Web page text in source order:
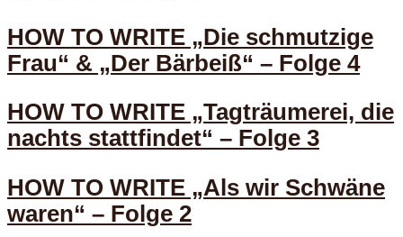
HOW TO WRITE „Die schmutzige
Frau“ & „Der Bärbeiß“ – Folge 4
HOW TO WRITE „Tagträumerei, die
nachts stattfindet“ – Folge 3
HOW TO WRITE „Als wir Schwäne
waren“ – Folge 2